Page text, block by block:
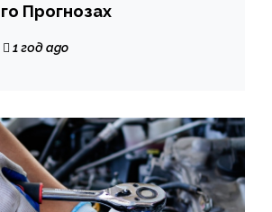
Прогнозах
1 год ago